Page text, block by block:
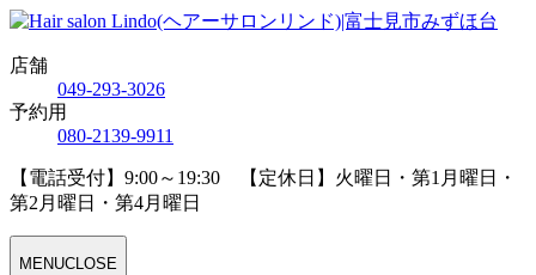
店舗
049-293-3026
予約用
080-2139-9911
【電話受付】9:00～19:30 【定休日】火曜日・第1月曜日・
第2月曜日・第4月曜日
MENUCLOSE